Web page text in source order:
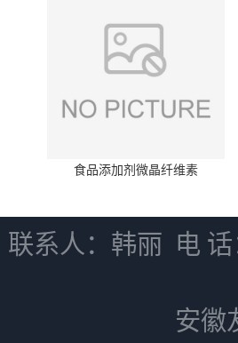
食品添加剂微晶纤维素
联系人：韩丽 电
安徽